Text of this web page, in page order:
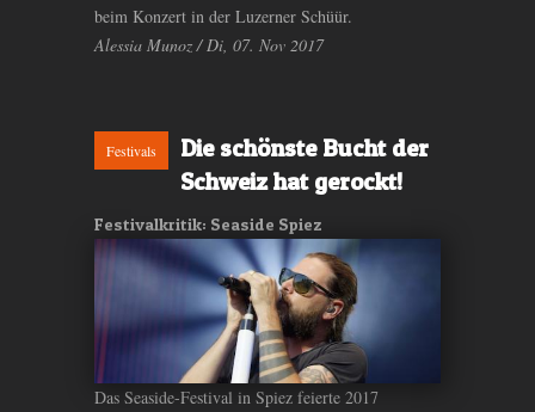
beim Konzert in der Luzerner Schüür.
Alessia Munoz / Di, 07. Nov 2017
Festivals
Die schönste Bucht der
Schweiz hat gerockt!
Festivalkritik: Seaside Spiez
Das Seaside-Festival in Spiez feierte 2017